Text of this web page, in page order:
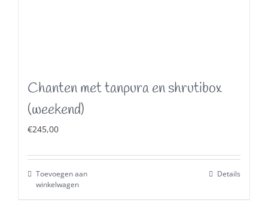
Chanten met tanpura en shrutibox
(weekend)
€245,00
Toevoegen aan
winkelwagen
Details